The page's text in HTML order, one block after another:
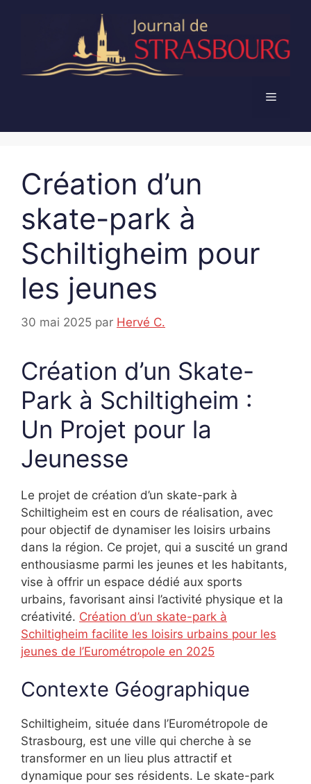
Menu
Création d’un
skate-park à
Schiltigheim pour
les jeunes
30 mai 2025 par Hervé C.
Création d’un Skate-
Park à Schiltigheim :
Un Projet pour la
Jeunesse
Le projet de création d’un skate-park à
Schiltigheim est en cours de réalisation, avec
pour objectif de dynamiser les loisirs urbains
dans la région. Ce projet, qui a suscité un grand
enthousiasme parmi les jeunes et les habitants,
vise à offrir un espace dédié aux sports
urbains, favorisant ainsi l’activité physique et la
créativité. Création d’un skate-park à
Schiltigheim facilite les loisirs urbains pour les
jeunes de l’Eurométropole en 2025
Contexte Géographique
Schiltigheim, située dans l’Eurométropole de
Strasbourg, est une ville qui cherche à se
transformer en un lieu plus attractif et
dynamique pour ses résidents. Le skate-park